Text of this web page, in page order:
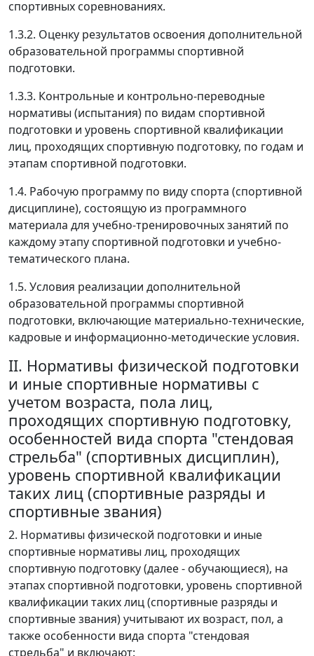
спортивных соревнованиях.
1.3.2. Оценку результатов освоения дополнительной
образовательной программы спортивной
подготовки.
1.3.3. Контрольные и контрольно-переводные
нормативы (испытания) по видам спортивной
подготовки и уровень спортивной квалификации
лиц, проходящих спортивную подготовку, по годам и
этапам спортивной подготовки.
1.4. Рабочую программу по виду спорта (спортивной
дисциплине), состоящую из программного
материала для учебно-тренировочных занятий по
каждому этапу спортивной подготовки и учебно-
тематического плана.
1.5. Условия реализации дополнительной
образовательной программы спортивной
подготовки, включающие материально-технические,
кадровые и информационно-методические условия.
II. Нормативы физической подготовки
и иные спортивные нормативы с
учетом возраста, пола лиц,
проходящих спортивную подготовку,
особенностей вида спорта "стендовая
стрельба" (спортивных дисциплин),
уровень спортивной квалификации
таких лиц (спортивные разряды и
спортивные звания)
2. Нормативы физической подготовки и иные
спортивные нормативы лиц, проходящих
спортивную подготовку (далее - обучающиеся), на
этапах спортивной подготовки, уровень спортивной
квалификации таких лиц (спортивные разряды и
спортивные звания) учитывают их возраст, пол, а
также особенности вида спорта "стендовая
стрельба" и включают: